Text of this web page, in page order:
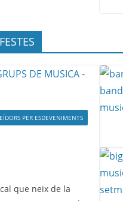
PER ESDEVENIMENTS
que neix de la